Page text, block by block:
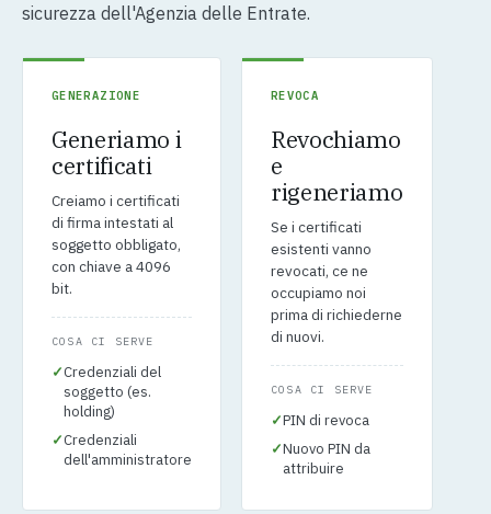
sicurezza dell'Agenzia delle Entrate.
GENERAZIONE
Generiamo i
certificati
Creiamo i certificati
di firma intestati al
soggetto obbligato,
con chiave a 4096
bit.
COSA CI SERVE
✓Credenziali del
soggetto (es.
holding)
✓Credenziali
dell'amministratore
REVOCA
Revochiamo
e
rigeneriamo
Se i certificati
esistenti vanno
revocati, ce ne
occupiamo noi
prima di richiederne
di nuovi.
COSA CI SERVE
✓PIN di revoca
✓Nuovo PIN da
attribuire